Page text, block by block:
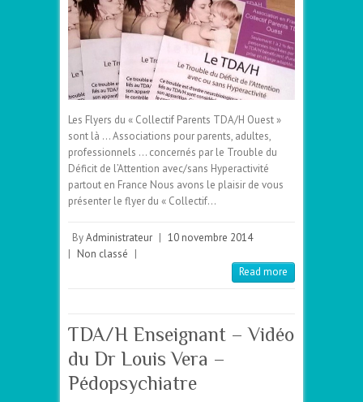
Les Flyers du « Collectif Parents TDA/H Ouest »
sont là … Associations pour parents, adultes,
professionnels … concernés par le Trouble du
Déficit de l’Attention avec/sans Hyperactivité
partout en France Nous avons le plaisir de vous
présenter le flyer du « Collectif…
ByAdministrateur | 10 novembre 2014
| Non classé |
Read more
TDA/H Enseignant – Vidéo
du Dr Louis Vera –
Pédopsychiatre